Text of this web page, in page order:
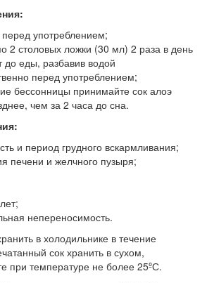
перед употреблением;
2 столовых ложки (30 мл) 2 раза в день
до еды, разбавив водой
перед употреблением;
бессонницы принимайте сок алоэ
чем за 2 часа до сна.
и период грудного вскармливания;
печени и желчного пузыря;
непереносимость.
в холодильнике в течение
сок хранить в сухом,
при температуре не более 25ºС.